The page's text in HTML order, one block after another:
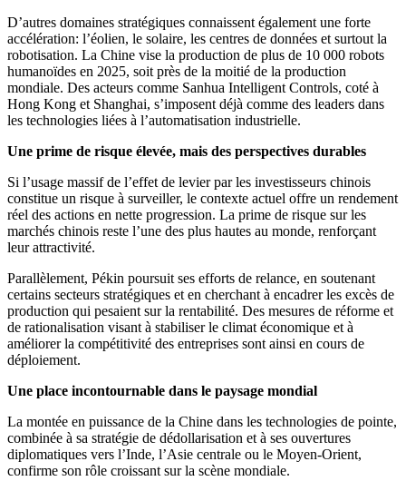
D’autres domaines stratégiques connaissent également une forte
accélération: l’éolien, le solaire, les centres de données et surtout la
robotisation. La Chine vise la production de plus de 10 000 robots
humanoïdes en 2025, soit près de la moitié de la production
mondiale. Des acteurs comme Sanhua Intelligent Controls, coté à
Hong Kong et Shanghai, s’imposent déjà comme des leaders dans
les technologies liées à l’automatisation industrielle.
Une prime de risque élevée, mais des perspectives durables
Si l’usage massif de l’effet de levier par les investisseurs chinois
constitue un risque à surveiller, le contexte actuel offre un rendement
réel des actions en nette progression. La prime de risque sur les
marchés chinois reste l’une des plus hautes au monde, renforçant
leur attractivité.
Parallèlement, Pékin poursuit ses efforts de relance, en soutenant
certains secteurs stratégiques et en cherchant à encadrer les excès de
production qui pesaient sur la rentabilité. Des mesures de réforme et
de rationalisation visant à stabiliser le climat économique et à
améliorer la compétitivité des entreprises sont ainsi en cours de
déploiement.
Une place incontournable dans le paysage mondial
La montée en puissance de la Chine dans les technologies de pointe,
combinée à sa stratégie de dédollarisation et à ses ouvertures
diplomatiques vers l’Inde, l’Asie centrale ou le Moyen-Orient,
confirme son rôle croissant sur la scène mondiale.